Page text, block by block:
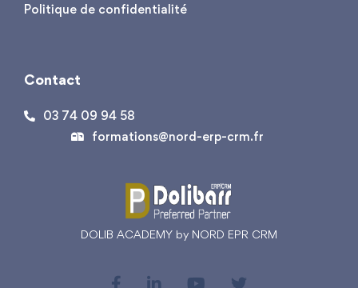
Politique de confidentialité
Contact
03 74 09 94 58
formations@nord-erp-crm.fr
DOLIB ACADEMY by NORD EPR CRM